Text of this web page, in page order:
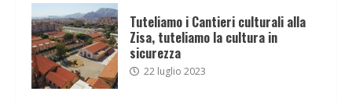
Tuteliamo i Cantieri culturali alla
Zisa, tuteliamo la cultura in
sicurezza
22 luglio 2023